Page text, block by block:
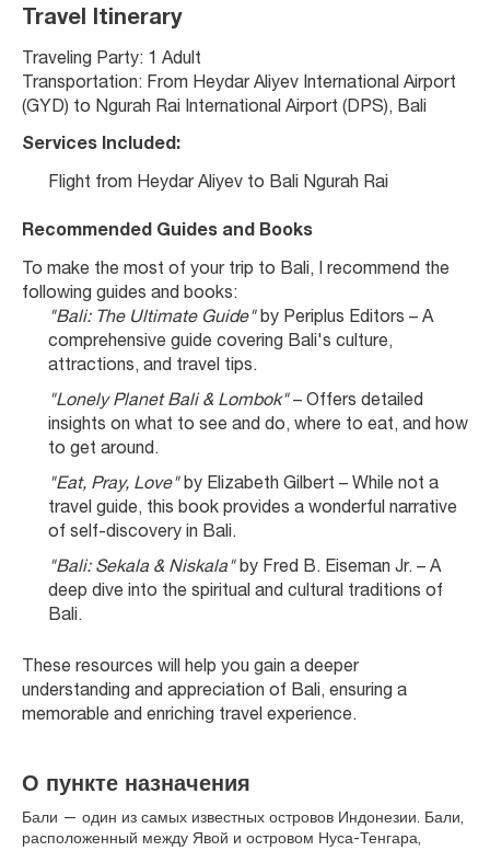
Travel Itinerary
Traveling Party: 1 Adult
Transportation: From Heydar Aliyev International Airport
(GYD) to Ngurah Rai International Airport (DPS), Bali
Services Included:
Flight from Heydar Aliyev to Bali Ngurah Rai
Recommended Guides and Books
To make the most of your trip to Bali, I recommend the
following guides and books:
"Bali: The Ultimate Guide" by Periplus Editors – A
comprehensive guide covering Bali's culture,
attractions, and travel tips.
"Lonely Planet Bali & Lombok" – Offers detailed
insights on what to see and do, where to eat, and how
to get around.
"Eat, Pray, Love" by Elizabeth Gilbert – While not a
travel guide, this book provides a wonderful narrative
of self-discovery in Bali.
"Bali: Sekala & Niskala" by Fred B. Eiseman Jr. – A
deep dive into the spiritual and cultural traditions of
Bali.
These resources will help you gain a deeper
understanding and appreciation of Bali, ensuring a
memorable and enriching travel experience.
О пункте назначения
Бали — один из самых известных островов Индонезии. Бали,
расположенный между Явой и островом Нуса-Тенгара,